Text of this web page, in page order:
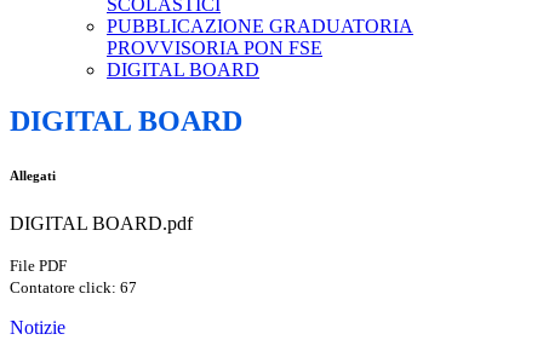
SCOLASTICI
PUBBLICAZIONE GRADUATORIA
PROVVISORIA PON FSE
DIGITAL BOARD
DIGITAL BOARD
Allegati
DIGITAL BOARD.pdf
File PDF
Contatore click: 67
Notizie